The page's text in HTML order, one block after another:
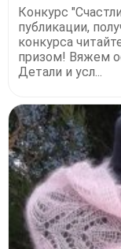
Конкурс
публикации,
конкурса
призом! Вяжем
Детали и усл...